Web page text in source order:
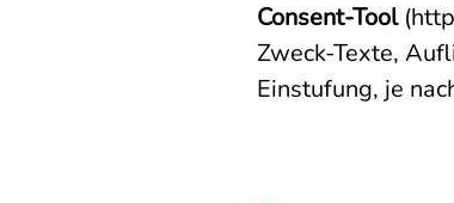
Consent-Tool
Zweck-Texte,
Einstufung, je